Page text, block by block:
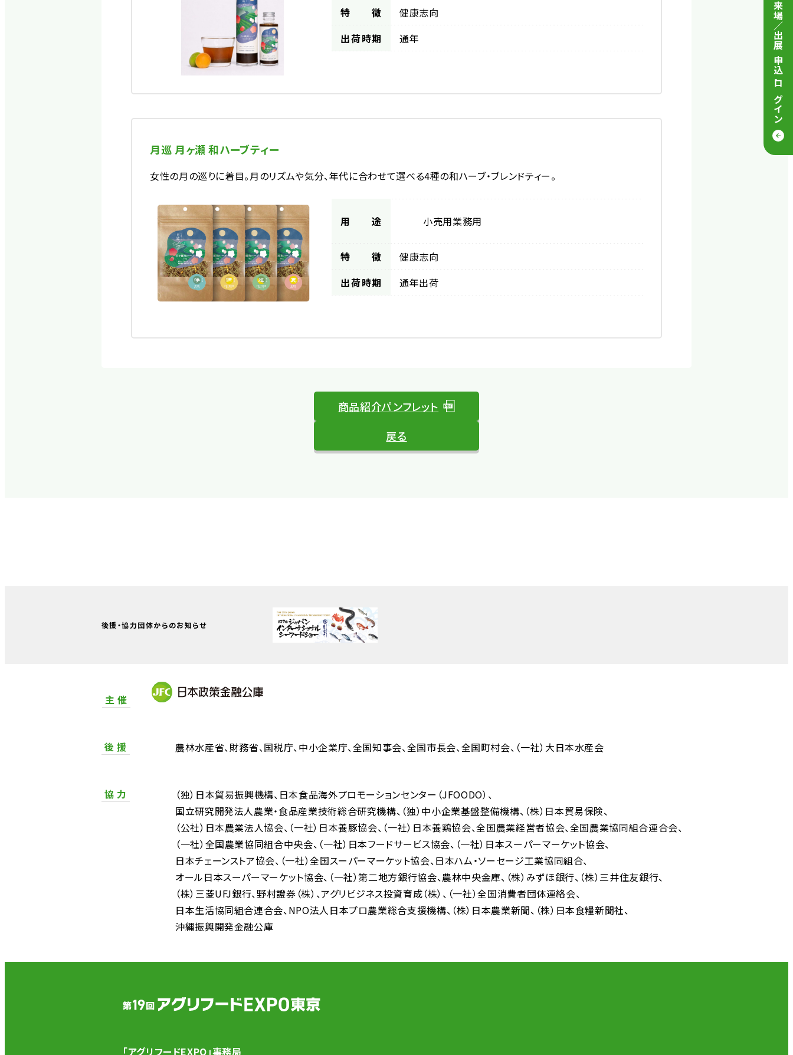
来場／出展 申込
・
ログイン
特徴
健康志向
出荷時期
通年
月巡 月ヶ瀬 和ハーブティー
女性の月の巡りに着目。月のリズムや気分、年代に合わせて選べる4種の和ハーブ・ブレンドティー。
用途 小売用業務用
特徴
健康志向
出荷時期
通年出荷
商品紹介パンフレット
戻る
後援・協力団体からのお知らせ
主 催
後 援 農林水産省 財務省 国税庁 中小企業庁 全国知事会 全国市長会 全国町村会 （一社）大日本水産会
協 力 （独）日本貿易振興機構 日本食品海外プロモーションセンター（JFOODO）
国立研究開発法人農業・食品産業技術総合研究機構 （独）中小企業基盤整備機構 （株）日本貿易保険
（公社）日本農業法人協会 （一社）日本養豚協会 （一社）日本養鶏協会 全国農業経営者協会 全国農業協同組合連合会
（一社）全国農業協同組合中央会 （一社）日本フードサービス協会 （一社）日本スーパーマーケット協会
日本チェーンストア協会 （一社）全国スーパーマーケット協会 日本ハム・ソーセージ工業協同組合
オール日本スーパーマーケット協会 （一社）第二地方銀行協会 農林中央金庫 （株）みずほ銀行 （株）三井住友銀行
（株）三菱UFJ銀行 野村證券（株） アグリビジネス投資育成（株）
（一社）全国消費者団体連絡会
日本生活協同組合連合会 NPO法人日本プロ農業総合支援機構 （株）日本農業新聞
（株）日本食糧新聞社
沖縄振興開発金融公庫
「アグリフードEXPO」事務局